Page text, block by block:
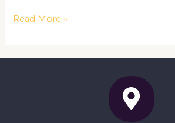
Read More »